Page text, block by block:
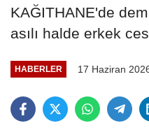
KAĞITHANE'de
asılı halde erkek
HABERLER 17 Haziran